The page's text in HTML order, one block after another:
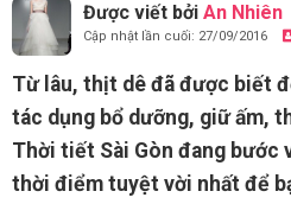
Được viết bởi An Nhiên
Cập nhật lần cuối: 27/09/2016
Từ lâu, thịt dê đã được biết
tác dụng bổ dưỡng, giữ ấm,
Thời tiết Sài Gòn đang bước
thời điểm tuyệt vời nhất để